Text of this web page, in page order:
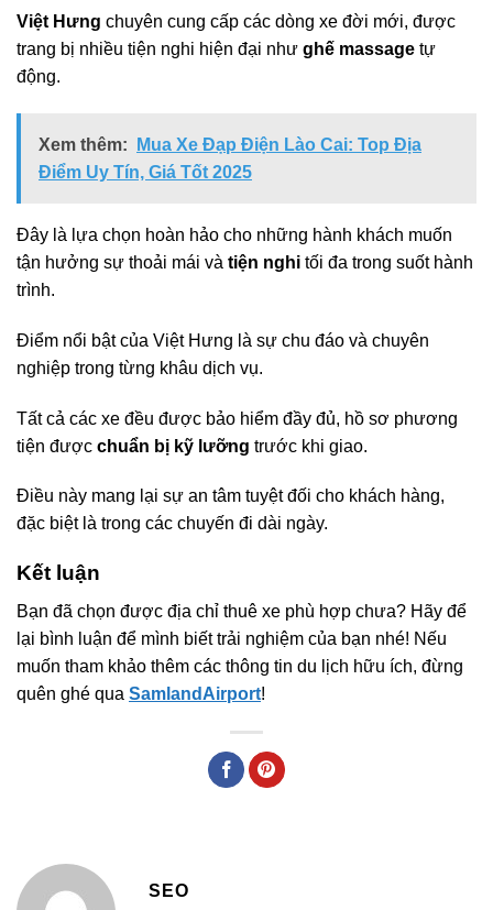
Việt Hưng chuyên cung cấp các dòng xe đời mới, được
trang bị nhiều tiện nghi hiện đại như ghế massage tự
động.
Xem thêm:
Mua Xe Đạp Điện Lào Cai: Top Địa
Điểm Uy Tín, Giá Tốt 2025
Đây là lựa chọn hoàn hảo cho những hành khách muốn
tận hưởng sự thoải mái và tiện nghi tối đa trong suốt hành
trình.
Điểm nổi bật của Việt Hưng là sự chu đáo và chuyên
nghiệp trong từng khâu dịch vụ.
Tất cả các xe đều được bảo hiểm đầy đủ, hồ sơ phương
tiện được chuẩn bị kỹ lưỡng trước khi giao.
Điều này mang lại sự an tâm tuyệt đối cho khách hàng,
đặc biệt là trong các chuyến đi dài ngày.
Kết luận
Bạn đã chọn được địa chỉ thuê xe phù hợp chưa? Hãy để
lại bình luận để mình biết trải nghiệm của bạn nhé! Nếu
muốn tham khảo thêm các thông tin du lịch hữu ích, đừng
quên ghé qua SamlandAirport!
SEO